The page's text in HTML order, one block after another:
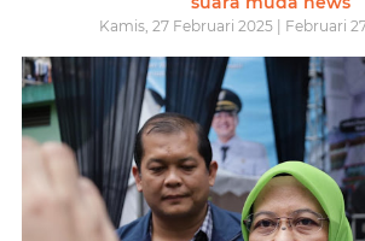
Kamis, 27 Februari 2025 | Februari